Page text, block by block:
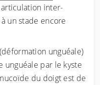
inter-
un stade encore
(déformation unguéale)
unguéale par le kyste
du doigt est de